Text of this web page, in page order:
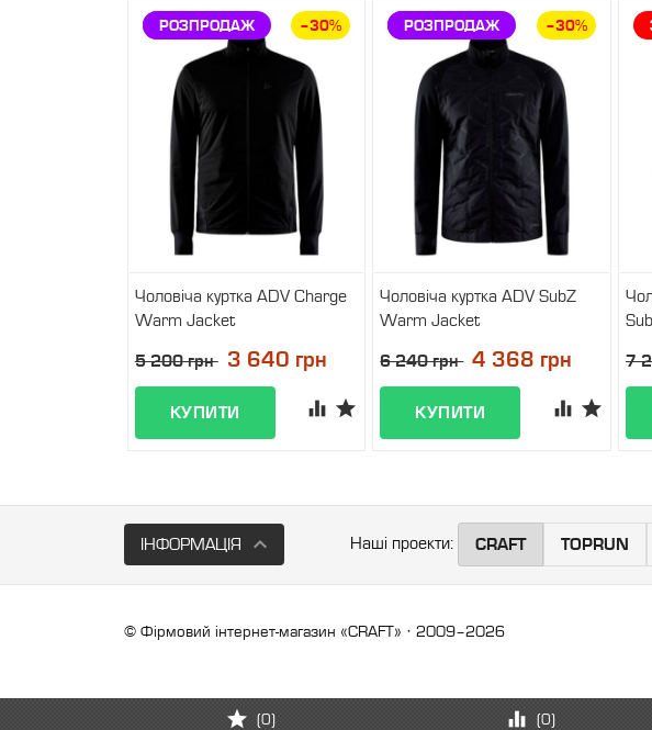
ЗНИЖКА –30%
РОЗПРОДАЖ
Чоловіча куртка ADV Charge
Warm Jacket
У наявності
5 200 грн 3 640 грн
ЗНИЖКА –30%
РОЗПРОДАЖ
Чоловіча куртка ADV SubZ
Warm Jacket
У наявності
6 240 грн 4 368 грн 7
ІНФОРМАЦІЯ Наші проекти: CRAFT TOPRUN
© Фірмовий інтернет-магазин «CRAFT» · 2009–2026
(0) (0)